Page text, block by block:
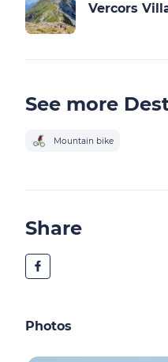
Vercors
See more
Mountain bike
Share
Photos